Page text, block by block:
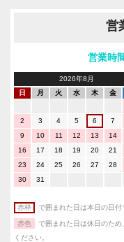
営
営業時
2026年8月
日
月 火 水 木 金
2
3 4 5 6 7
9
10 11 12 13 14
16
17 18 19 20 21
23
24 25 26 27 28
30
31
赤枠 で囲まれた日は本日の日付
赤色
で囲まれた日は休日のた
ください。